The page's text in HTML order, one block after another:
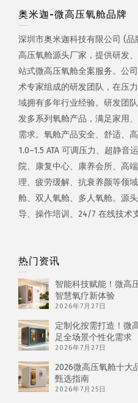
奥米迦-微高压氧舱品牌
深圳市奥米迦科技有限公司 (
高压氧舱源头厂家，提供研发
站式微高压氧舱全案服务。公
术专家组成的研发团队，在压
域拥有多年行业经验。研发团
发多系列氧舱产品，满足家用
需求。氧舱产品安全、舒适、
1.0–1.5 ATA 可调压力、超静音
院、康复中心、康养会所、高
理、疲劳缓解、抗衰养颜等领
舱、双人氧舱、多人氧舱。源
导、操作培训、24/7 在线技术
热门资讯
智能科技赋能！微高
智慧氧疗新体验
2026年7月27日
定制化按需打造！微
足全场景个性化需求
2026年7月27日
2026微高压氧舱十大
甄选指南
2026年7月25日